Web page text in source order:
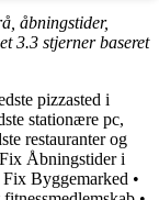
åbningstider,
3.3 stjerner baseret
pizzasted i
stationære pc,
restauranter og
Åbningstider i
Byggemarked •